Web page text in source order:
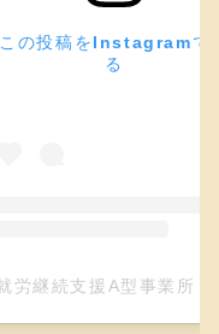
この投稿をInstagramで
る